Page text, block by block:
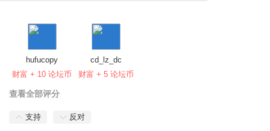
hufucopy
财富 + 10 论坛币
cd_lz_dc
财富 + 5 论坛币
查看全部评分
支持 反对